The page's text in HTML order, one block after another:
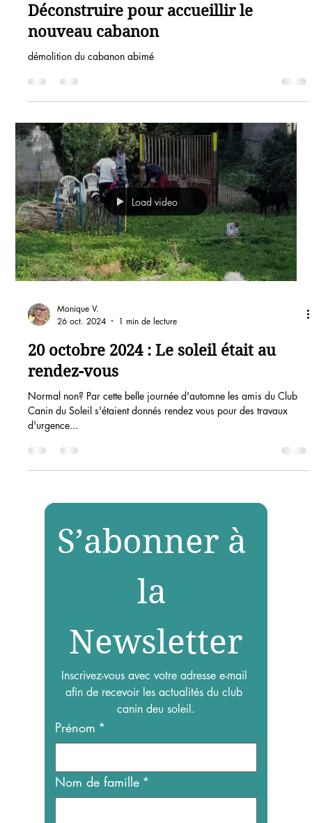
S’abonner à
la
Newsletter
Inscrivez-vous avec votre adresse e-mail
afin de recevoir les actualités du club
canin deu soleil.
Prénom *
Nom de famille *
S’abonner à
la
Newsletter
Inscrivez-vous avec votre adresse e-mail
afin de recevoir les actualités du club
canin deu soleil.
Prénom *
Nom de famille *
Déconstruire pour accueillir le
nouveau cabanon
démolition du cabanon abimé
Load video
Monique V.
26 oct. 2024
1 min de lecture
20 octobre 2024 : Le soleil était au
rendez-vous
Normal non? Par cette belle journée d'automne les amis du Club
Canin du Soleil s'étaient donnés rendez vous pour des travaux
d'urgence...